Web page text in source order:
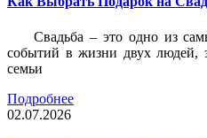
Свадьба – это одно из
событий в жизни двух людей,
семьи
Подробнее
02.07.2026